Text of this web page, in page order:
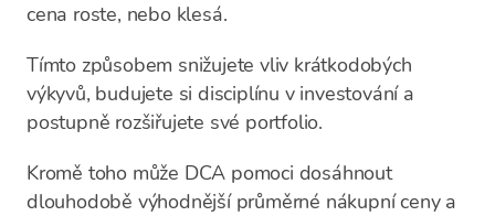
cena roste, nebo klesá.
Tímto způsobem snižujete vliv krátkodobých
výkyvů, budujete si disciplínu v investování a
postupně rozšiřujete své portfolio.
Kromě toho může DCA pomoci dosáhnout
dlouhodobě výhodnější průměrné nákupní ceny a